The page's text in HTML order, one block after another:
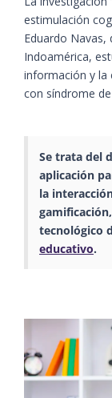
estimulación
Eduardo Navas,
Indoamérica,
información y la
con síndrome
Se trata del
aplicación
la
tecnológico
educativo.